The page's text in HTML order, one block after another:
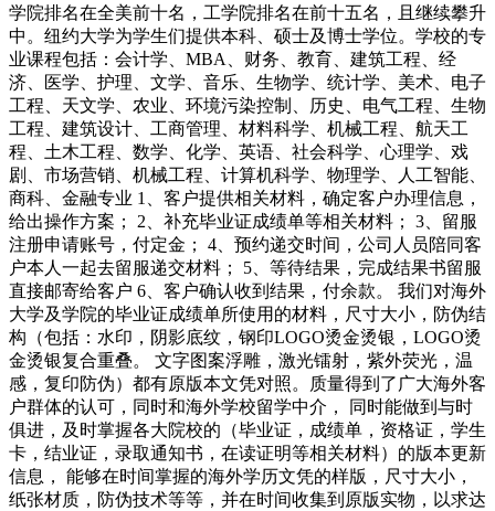
学院排名在全美前十名，工学院排名在前十五名，且继续攀升
中。纽约大学为学生们提供本科、硕士及博士学位。学校的专
业课程包括：会计学、MBA、财务、教育、建筑工程、经
济、医学、护理、文学、音乐、生物学、统计学、美术、电子
工程、天文学、农业、环境污染控制、历史、电气工程、生物
工程、建筑设计、工商管理、材料科学、机械工程、航天工
程、土木工程、数学、化学、英语、社会科学、心理学、戏
剧、市场营销、机械工程、计算机科学、物理学、人工智能、
商科、金融专业 1、客户提供相关材料，确定客户办理信息，
给出操作方案； 2、补充毕业证成绩单等相关材料； 3、留服
注册申请账号，付定金； 4、预约递交时间，公司人员陪同客
户本人一起去留服递交材料； 5、等待结果，完成结果书留服
直接邮寄给客户 6、客户确认收到结果，付余款。 我们对海外
大学及学院的毕业证成绩单所使用的材料，尺寸大小，防伪结
构（包括：水印，阴影底纹，钢印LOGO烫金烫银，LOGO烫
金烫银复合重叠。 文字图案浮雕，激光镭射，紫外荧光，温
感，复印防伪）都有原版本文凭对照。质量得到了广大海外客
户群体的认可，同时和海外学校留学中介， 同时能做到与时
俱进，及时掌握各大院校的（毕业证，成绩单，资格证，学生
卡，结业证，录取通知书，在读证明等相关材料）的版本更新
信息， 能够在时间掌握的海外学历文凭的样版，尺寸大小，
纸张材质，防伪技术等等，并在时间收集到原版实物，以求达